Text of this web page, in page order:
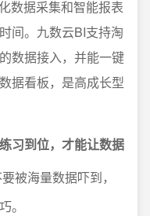
数据采集和智能报表
间。九数云BI支持淘
数据接入，并能一键
据看板，是高成长型
习到位，才能让数据
被海量数据吓到，
。